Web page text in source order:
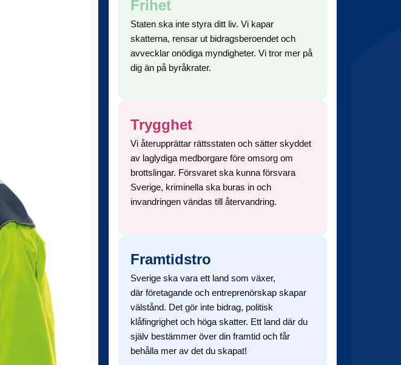
Frihet
Staten ska inte styra ditt liv. Vi kapar
skatterna, rensar ut bidragsberoendet och
avvecklar onödiga myndigheter. Vi tror mer på
dig än på byråkrater.
Trygghet
Vi återupprättar rättsstaten och sätter skyddet
av laglydiga medborgare före omsorg om
brottslingar. Försvaret ska kunna försvara
Sverige, kriminella ska buras in och
invandringen vändas till återvandring.
Framtidstro
Sverige ska vara ett land som växer,
där företagande och entreprenörskap skapar
välstånd. Det gör inte bidrag, politisk
klåfingrighet och höga skatter. Ett land där du
själv bestämmer över din framtid och får
behålla mer av det du skapat!